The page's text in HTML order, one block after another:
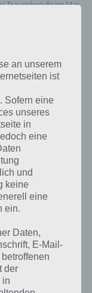
Traumberufe im Mai
an unserem
ist
Sofern eine
unseres
in
eine
und
keine
eine
ein.
Daten,
E-Mail-
der
in